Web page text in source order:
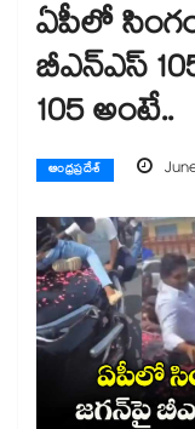
ఏపీలో
బీఎన్ఎస్
105 అంటే..
ఆంధ్రప్రదేశ్